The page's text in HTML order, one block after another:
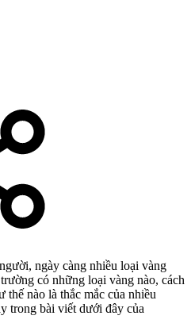
ngày càng nhiều loại vàng
có những loại vàng nào, cách
thế nào là thắc mắc của nhiều
trong bài viết dưới đây của